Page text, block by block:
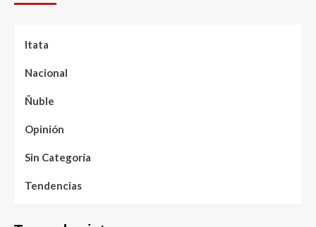
Itata
Nacional
Ñuble
Opinión
Sin Categoría
Tendencias